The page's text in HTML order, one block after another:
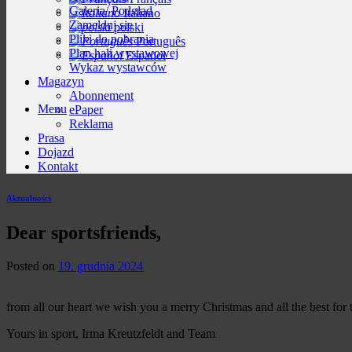
Italiano
polski
Português
Español
Menu
Galeria/ Podgląd
Zamelduj się
Pliki do pobrania
Plan hali wystawowej
Wykaz wystawców
Magazyn
Abonnement
ePaper
Reklama
Prasa
Dojazd
Kontakt
Aktualności
Dear sportsfriends,
Posted on 19. grudnia 2024
from all our heart we wish you a merry Christmas and all the best for
Yours in sport, Irma Kreutzfeldt and Team